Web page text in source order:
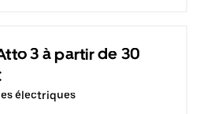
3 à partir de 30
électriques